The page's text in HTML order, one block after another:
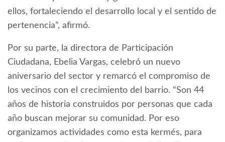
ellos, fortaleciendo el desarrollo local y el sentido de
pertenencia”, afirmó.
Por su parte, la directora de Participación
Ciudadana, Ebelia Vargas, celebró un nuevo
aniversario del sector y remarcó el compromiso de
los vecinos con el crecimiento del barrio. “Son 44
años de historia construidos por personas que cada
año buscan mejorar su comunidad. Por eso
organizamos actividades como esta kermés, para